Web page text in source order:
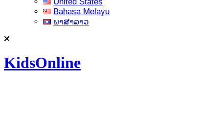
Bahasa Melayu
ພາສາລາວ
KidsOnline